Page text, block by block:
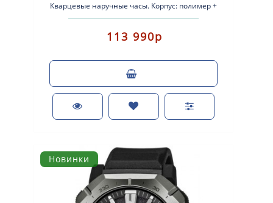
Кварцевые наручные часы. Корпус: полимер +
нержавеющая сталь с ламинированным к..
113 990р
Новинки